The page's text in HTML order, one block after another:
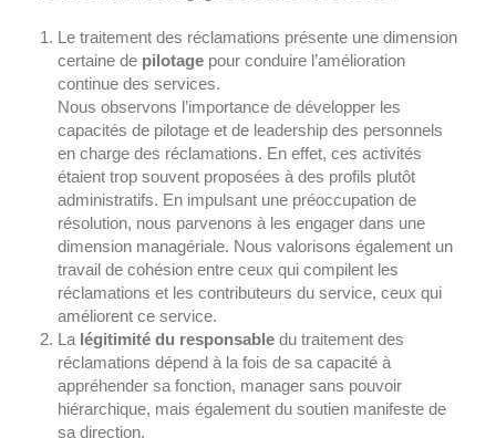
Le traitement des réclamations présente une dimension
certaine de pilotage pour conduire l’amélioration
continue des services.
Nous observons l’importance de développer les
capacités de pilotage et de leadership des personnels
en charge des réclamations. En effet, ces activités
étaient trop souvent proposées à des profils plutôt
administratifs. En impulsant une préoccupation de
résolution, nous parvenons à les engager dans une
dimension managériale. Nous valorisons également un
travail de cohésion entre ceux qui compilent les
réclamations et les contributeurs du service, ceux qui
améliorent ce service.
La légitimité du responsable du traitement des
réclamations dépend à la fois de sa capacité à
appréhender sa fonction, manager sans pouvoir
hiérarchique, mais également du soutien manifeste de
sa direction.